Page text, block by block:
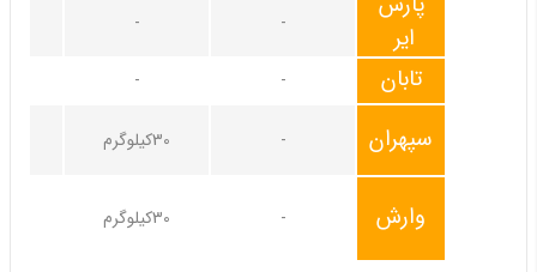
- -
ایر
- - تابان
30کیلوگرم - سپهران
30کیلوگرم - وارش